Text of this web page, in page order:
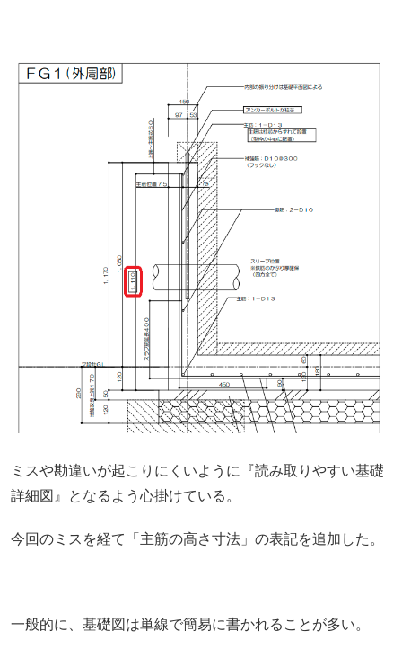
ミスや勘違いが起こりにくいように『読み取りやすい基礎
詳細図』となるよう心掛けている。
今回のミスを経て「主筋の高さ寸法」の表記を追加した。
一般的に、基礎図は単線で簡易に書かれることが多い。